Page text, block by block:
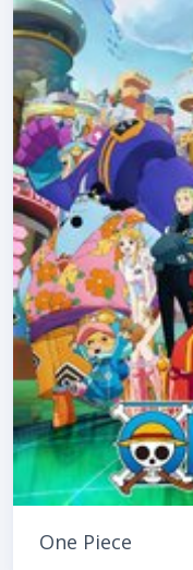
One Piece